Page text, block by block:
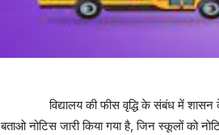
विद्यालय की फीस वृद्धि के संबंध में शासन के
बताओ नोटिस जारी किया गया है, जिन स्कूलों को